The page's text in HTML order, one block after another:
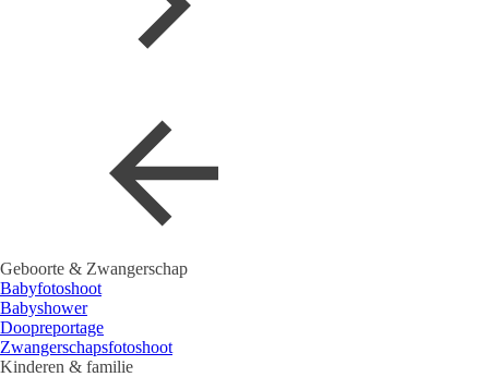
Geboorte & Zwangerschap
Babyfotoshoot
Babyshower
Doopreportage
Zwangerschapsfotoshoot
Kinderen & familie